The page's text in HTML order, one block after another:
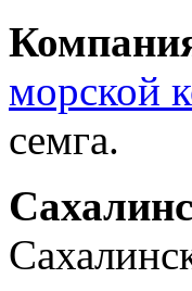
морской
семга.